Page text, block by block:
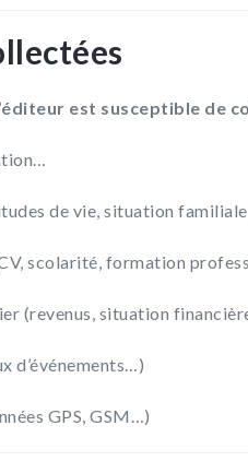
est susceptible
de vie, situation
scolarité, formation
(revenus, situation
d’événements…)
GPS, GSM…)